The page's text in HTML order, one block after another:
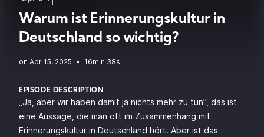
Warum ist Erinnerungskultur in
Deutschland so wichtig?
• 16min 38s
EPISODE DESCRIPTION
„Ja, aber wir haben damit ja nichts mehr zu tun”, das ist
eine Aussage, die man oft im Zusammenhang mit
Erinnerungskultur in Deutschland hört. Aber ist das